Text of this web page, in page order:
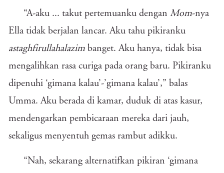
“A-aku ... takut pertemuanku dengan Mom-nya
Ella tidak berjalan lancar. Aku tahu pikiranku
astaghfirullahalazim banget. Aku hanya, tidak bisa
mengalihkan rasa curiga pada orang baru. Pikiranku
dipenuhi ‘gimana kalau’-’gimana kalau’,” balas
Umma. Aku berada di kamar, duduk di atas kasur,
mendengarkan pembicaraan mereka dari jauh,
sekaligus menyentuh gemas rambut adikku.
“Nah, sekarang alternatifkan pikiran ‘gimana